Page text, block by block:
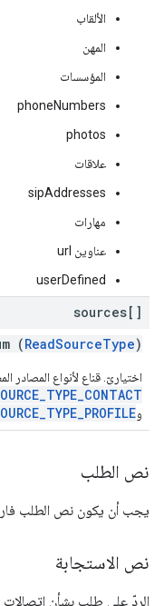
الألقاب
المهن
المؤسسات
phoneNumbers
photos
علاقات
sipAddresses
مهارات
عناوين url
userDefined
sources[]
(ReadSourceType)
اختياريّ. قناع لأنواع المصادر
و
نص الطلب
يجب أن يكون نص الطلب
نص الاستجابة
الردّ على طلب بشأن